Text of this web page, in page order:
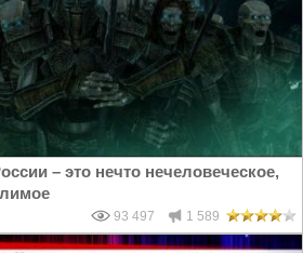
– это нечто нечеловеческое,
93 497 1 589